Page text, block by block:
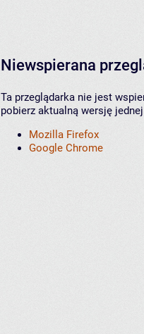
Niewspierana
Ta przeglądarka nie jest
pobierz aktualną wersję
Mozilla Firefox
Google Chrome